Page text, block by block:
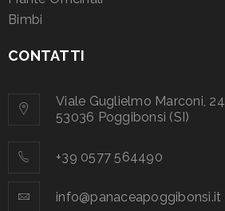
Bimbi
CONTATTI
Viale Guglielmo Marconi, 24
53036 Poggibonsi (SI)
+39 0577 564490
info@panaceapoggibonsi.it